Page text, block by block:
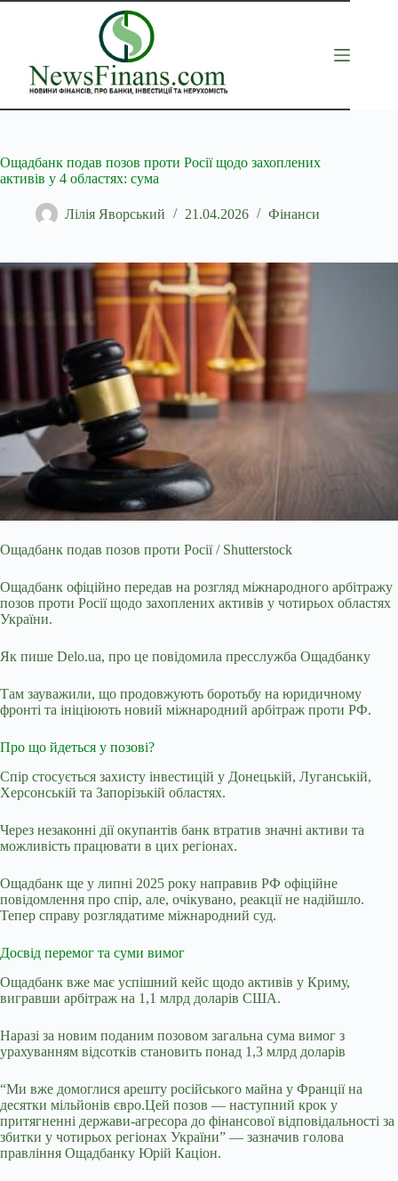
Перейти
Ощадбанк подав позов проти Росії щодо захоплених
активів у 4 областях: сума
Лілія Яворський 21.04.2026 Фінанси
Ощадбанк подав позов проти Росії / Shutterstock
Ощадбанк офіційно передав на розгляд міжнародного арбітражу
позов проти Росії щодо захоплених активів у чотирьох областях
України.
Як пише Delo.ua, про це повідомила пресслужба Ощадбанку
Там зауважили, що продовжують боротьбу на юридичному
фронті та ініціюють новий міжнародний арбітраж проти РФ.
Про що йдеться у позові?
Спір стосується захисту інвестицій у Донецькій, Луганській,
Херсонській та Запорізькій областях.
Через незаконні дії окупантів банк втратив значні активи та
можливість працювати в цих регіонах.
Ощадбанк ще у липні 2025 року направив РФ офіційне
повідомлення про спір, але, очікувано, реакції не надійшло.
Тепер справу розглядатиме міжнародний суд.
Досвід перемог та суми вимог
Ощадбанк вже має успішний кейс щодо активів у Криму,
вигравши арбітраж на 1,1 млрд доларів США.
Наразі за новим поданим позовом загальна сума вимог з
урахуванням відсотків становить понад 1,3 млрд доларів
“Ми вже домоглися арешту російського майна у Франції на
десятки мільйонів євро.Цей позов — наступний крок у
притягненні держави-агресора до фінансової відповідальності за
збитки у чотирьох регіонах України” — зазначив голова
правління Ощадбанку Юрій Каціон.